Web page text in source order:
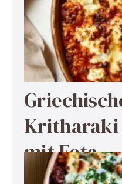
mit Feta